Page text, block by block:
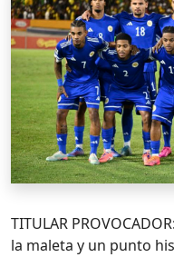
TITULAR
la maleta y un punto